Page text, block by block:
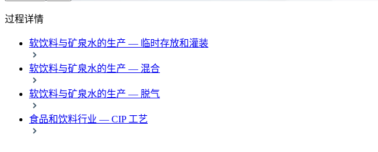
过程详情
软饮料与矿泉水的生产 — 临时存放和灌装
软饮料与矿泉水的生产 — 混合
软饮料与矿泉水的生产 — 脱气
食品和饮料行业 — CIP 工艺